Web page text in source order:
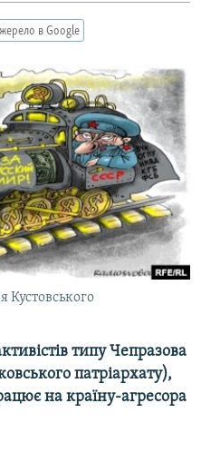
в Google
Кустовського
типу Чепразова
патріархату),
на країну-агресора